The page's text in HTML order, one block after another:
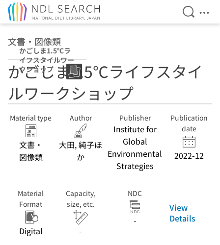
Open
文書・図像類
かごしま1.5℃ラ
イフスタイルワー
クショップ
かごしま1.5℃ライフスタイ
ルワークショップ
Material type
文書・
図像類
Author
大田, 純子ほ
か
Publisher
Institute for
Global
Environmental
Strategies
Publication
date
2022-12
Material
Format
Digital
Capacity,
size, etc.
-
NDC
-
View
Details